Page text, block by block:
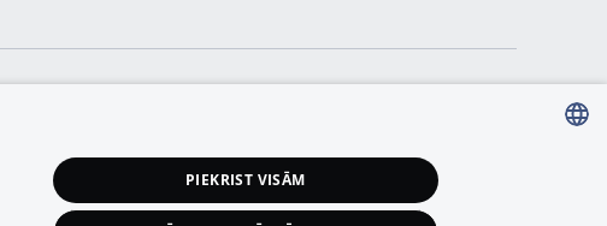
PIEKRIST VISĀM